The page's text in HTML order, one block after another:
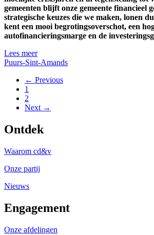
gemeenten blijft onze gemeente financieel
strategische keuzes die we maken, lonen
kent een mooi begrotingsoverschot, een
autofinancieringsmarge en de
Lees meer
Puurs-Sint-Amands
← Previous
1
2
Next →
Ontdek
Waarom cd&v
Onze partij
Nieuws
Engagement
Onze afdelingen